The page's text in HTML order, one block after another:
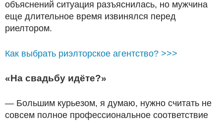
объяснений ситуация разъяснилась, но мужчина
еще длительное время извинялся перед
риелтором.
Как выбрать риэлторское агентство? >>>
«На свадьбу идёте?»
— Большим курьезом, я думаю, нужно считать не
совсем полное профессиональное соответствие